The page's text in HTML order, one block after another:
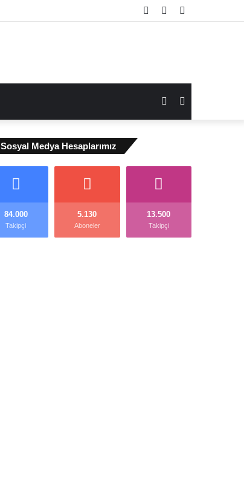
YouTube
Instagram
Dış
Sosyal Medya Hesaplarımız
84.000
Takipçi
5.130
Aboneler
13.500
Takipçi